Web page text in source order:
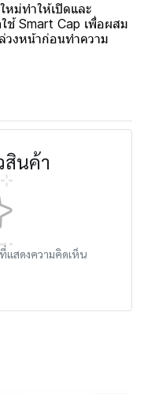
หม่ทำให้เปิดและ
ช้ Smart Cap เพื่อผสม
วงหน้าก่อนทำความ
สินค้า
แสดงความคิดเห็น